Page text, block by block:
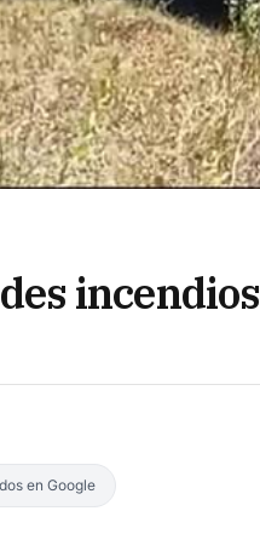
incendios
en Google